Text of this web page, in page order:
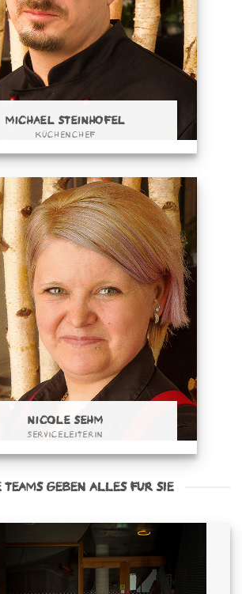
MICHAEL STEINHÖFEL
KÜCHENCHEF
NICOLE SEHM
SERVICELEITERIN
TEAMS GEBEN ALLES FÜR SIE